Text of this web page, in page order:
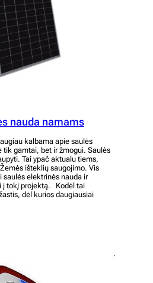
nauda namams
kalbama apie saulės
tik gamtai, bet ir žmogui. Saulės
Tai ypač aktualu tiems,
išteklių saugojimo. Vis
saulės elektrinės nauda ir
į tokį projektą. Kodėl tai
dėl kurios daugiausiai